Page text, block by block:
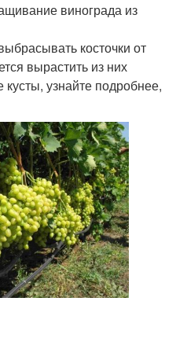
винограда из
косточки от
вырастить из них
узнайте подробнее,